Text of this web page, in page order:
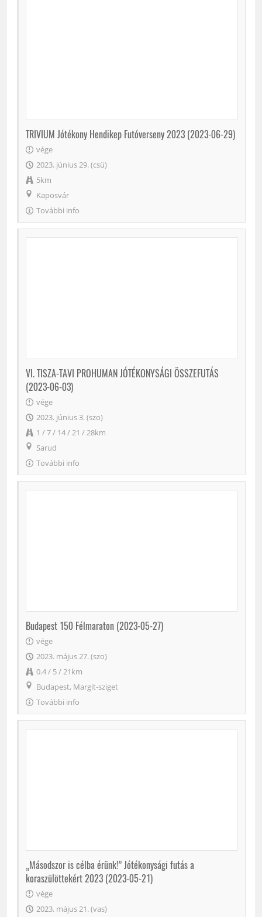
TRIVIUM Jótékony Hendikep Futóverseny 2023 (2023-06-29)
vége
2023. június 29. (csü)
5km
Kaposvár
További info
VI. TISZA-TAVI PROHUMAN JÓTÉKONYSÁGI ÖSSZEFUTÁS
(2023-06-03)
vége
2023. június 3. (szo)
1 / 7 / 14 / 21 / 28km
Sarud
További info
Budapest 150 Félmaraton (2023-05-27)
vége
2023. május 27. (szo)
0.4 / 5 / 21km
Budapest, Margit-sziget
További info
„Másodszor is célba érünk!” Jótékonysági futás a
koraszülöttekért 2023 (2023-05-21)
vége
2023. május 21. (vas)